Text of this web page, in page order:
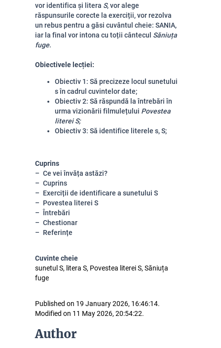
vor identifica și litera S, vor alege
răspunsurile corecte la exerciții, vor rezolva
un rebus pentru a găsi cuvântul cheie: SANIA,
iar la final vor intona cu toții cântecul Săniuța
fuge.
Obiectivele lecției:
Obiectiv 1: Să precizeze locul sunetului
s în cadrul cuvintelor date;
Obiectiv 2: Să răspundă la întrebări în
urma vizionării filmulețului Povestea
literei S;
Obiectiv 3: Să identifice literele s, S;
Cuprins
Ce vei învăța astăzi?
Cuprins
Exerciții de identificare a sunetului S
Povestea literei S
Întrebări
Chestionar
Referințe
Cuvinte cheie
sunetul S, litera S, Povestea literei S, Săniuța
fuge
Published on 19 January 2026, 16:46:14.
Modified on 11 May 2026, 20:54:22.
Author